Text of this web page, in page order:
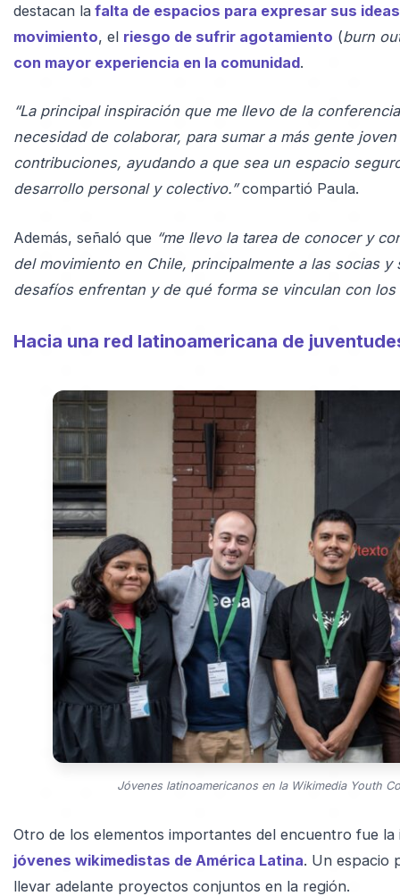
destacan lafalta de espacios para expresar sus ideas
movimiento, el riesgo de sufrir agotamiento (burn
con mayor experiencia en la comunidad.
“La principal inspiración que me llevo de la
necesidad de colaborar, para sumar a más gente
contribuciones, ayudando a que sea un espacio
desarrollo personal y colectivo.”compartió Paula.
Además, señaló que “me llevo la tarea de conocer y
del movimiento en Chile, principalmente a las socias
desafíos enfrentan y de qué forma se vinculan con los
Hacia una red latinoamericana de
Jóvenes latinoamericanos en la Wikimedia Youth
Otro de los elementos importantes del encuentro fue la
jóvenes wikimedistas de América Latina. Un espacio
llevar adelante proyectos conjuntos en la región.